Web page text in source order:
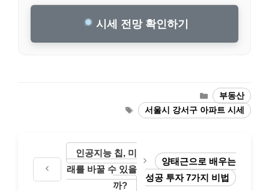
시세 전망 확인하기
Categories
부동산
Tags
서울시 강서구 아파트 시세
인공지능 칩, 미
래를 바꿀 수 있을
까?
양태근으로 배우는
성공 투자 7가지 비법